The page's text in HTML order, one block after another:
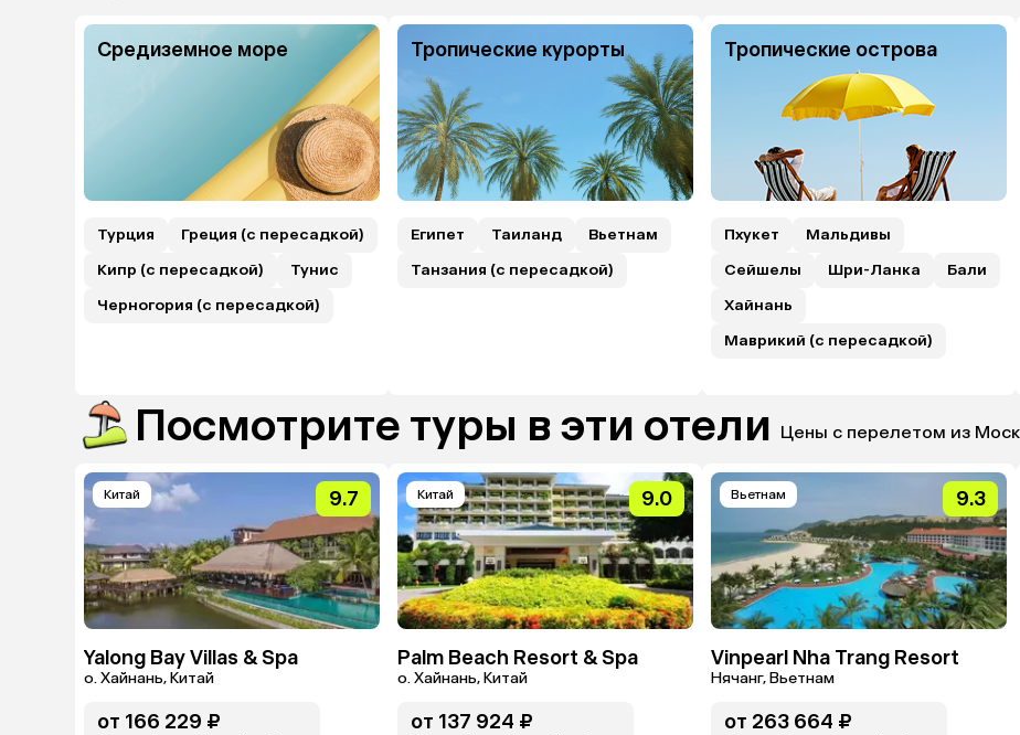
Средиземное море
Турция
Греция (с пересадкой)
Кипр (с пересадкой)
Тунис
Черногория (с пересадкой)
Тропические курорты
Египет Таиланд
Вьетнам
Танзания (с пересадкой)
Тропические острова
Пхукет
Мальдивы
Сейшелы
Шри-Ланка
Бали
Хайнань
Маврикий (с пересадкой)
Посмотрите туры в эти отели Цены с перелетом из
Китай 9.7
Yalong Bay Villas & Spa
о. Хайнань, Китай
от 166 229 ₽
Китай 9.0
Palm Beach Resort & Spa
о. Хайнань, Китай
от 137 924 ₽
Вьетнам 9.3
Vinpearl Nha Trang Resort
Нячанг, Вьетнам
от 263 664 ₽